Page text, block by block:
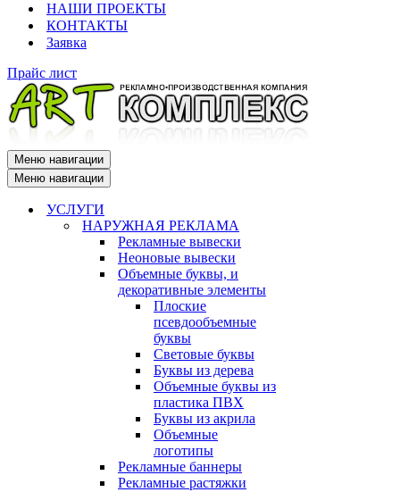
НАШИ ПРОЕКТЫ
КОНТАКТЫ
Заявка
Прайс лист
Меню навигации
Меню навигации
УСЛУГИ
НАРУЖНАЯ РЕКЛАМА
Рекламные вывески
Неоновые вывески
Объемные буквы, и
декоративные элементы
Плоские
псевдообъемные
буквы
Световые буквы
Буквы из дерева
Объемные буквы из
пластика ПВХ
Буквы из акрила
Объемные
логотипы
Рекламные баннеры
Рекламные растяжки